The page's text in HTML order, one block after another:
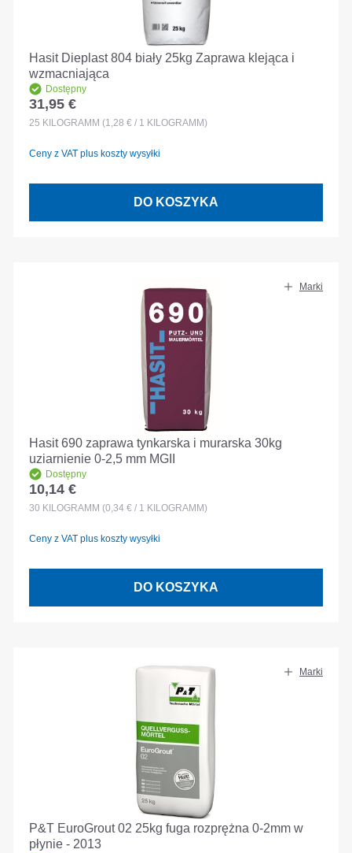
Hasit Dieplast 804 biały 25kg Zaprawa klejąca i
wzmacniająca
Dostępny
Cena regularna:
31,95 €
25 KILOGRAMM (1,28 € / 1 KILOGRAMM)
Ceny z VAT plus koszty wysyłki
DO KOSZYKA
Marki
Hasit 690 zaprawa tynkarska i murarska 30kg
uziarnienie 0-2,5 mm MGII
Dostępny
Cena regularna:
10,14 €
30 KILOGRAMM (0,34 € / 1 KILOGRAMM)
Ceny z VAT plus koszty wysyłki
DO KOSZYKA
Marki
P&T EuroGrout 02 25kg fuga rozprężna 0-2mm w
płynie - 2013